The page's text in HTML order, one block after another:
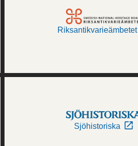
Riksantikvarieämbetet
Sjöhistoriska